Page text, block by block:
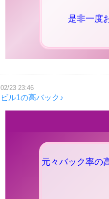
是非一度
02/23 23:46
ビル1の高バック♪
元々バック率の